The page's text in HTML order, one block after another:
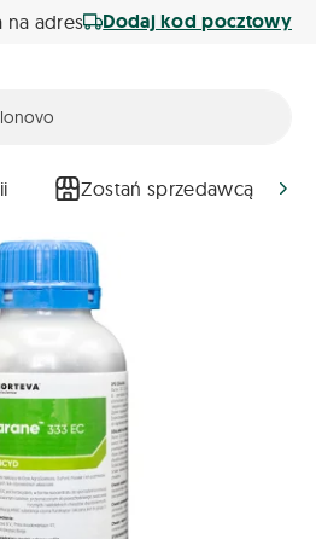
na adres Dodaj kod pocztowy
Zostań sprzedawcą